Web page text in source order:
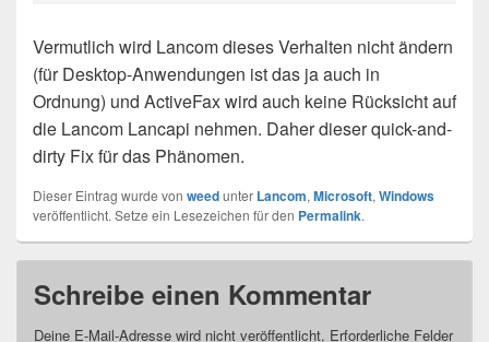
Vermutlich wird Lancom dieses Verhalten nicht ändern
(für Desktop-Anwendungen ist das ja auch in
Ordnung) und ActiveFax wird auch keine Rücksicht auf
die Lancom Lancapi nehmen. Daher dieser quick-and-
dirty Fix für das Phänomen.
Dieser Eintrag wurde von weedunter Lancom, Microsoft, Windows
veröffentlicht. Setze ein Lesezeichen für den Permalink.
Schreibe einen Kommentar
Deine E-Mail-Adresse wird nicht veröffentlicht. Erforderliche Felder